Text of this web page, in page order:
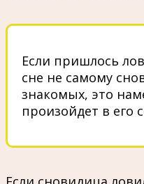
Если пришлось
сне не самому
знакомых, это
произойдeт в его